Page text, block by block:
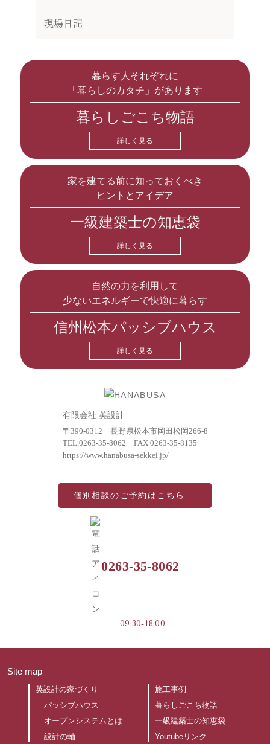
現場日記
暮らす人それぞれに
「暮らしのカタチ」があります
暮らしごこち物語
詳しく見る
家を建てる前に知っておくべき
ヒントとアイデア
一級建築士の知恵袋
詳しく見る
自然の力を利用して
少ないエネルギーで快適に暮らす
信州松本パッシブハウス
詳しく見る
有限会社 英設計
〒390-0312 長野県松本市岡田松岡266-8
TEL.0263-35-8062 FAX 0263-35-8135
https://www.hanabusa-sekkei.jp/
個別相談の ご予約はこちら
0263-35-8062
09:30-18:00
Site map
英設計の家づくり
パッシブハウス
オープンシステムとは
設計の軸
施工事例
暮らしごこち物語
一級建築士の知恵袋
Youtubeリンク